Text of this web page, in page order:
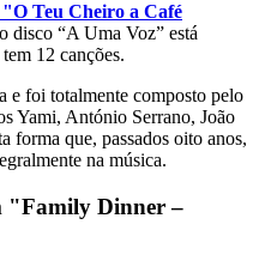
"O Teu Cheiro a Café
disco “A Uma Voz” está
12 canções.
e foi totalmente composto pelo
Yami, António Serrano, João
forma que, passados oito anos,
na música.
"Family Dinner –